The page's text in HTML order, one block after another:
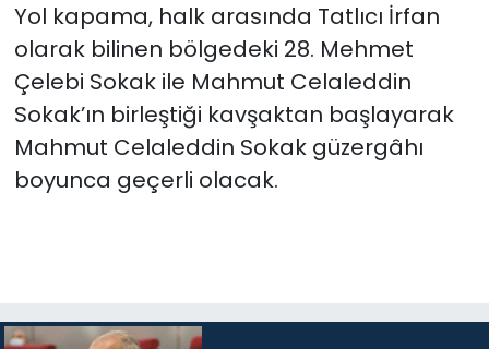
Yol kapama, halk arasında Tatlıcı İrfan
olarak bilinen bölgedeki 28. Mehmet
Çelebi Sokak ile Mahmut Celaleddin
Sokak’ın birleştiği kavşaktan başlayarak
Mahmut Celaleddin Sokak güzergâhı
boyunca geçerli olacak.